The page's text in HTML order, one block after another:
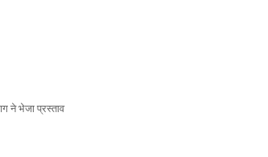
ने भेजा प्रस्ताव